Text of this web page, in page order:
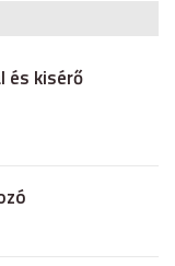
és kisérő